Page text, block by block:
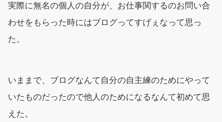
実際に無名の個人の自分が、お仕事関するのお問い合
わせをもらった時にはブログってすげぇなって思っ
た。
いままで、ブログなんて自分の自主練のためにやって
いたものだったので他人のためになるなんて初めて思
えた。